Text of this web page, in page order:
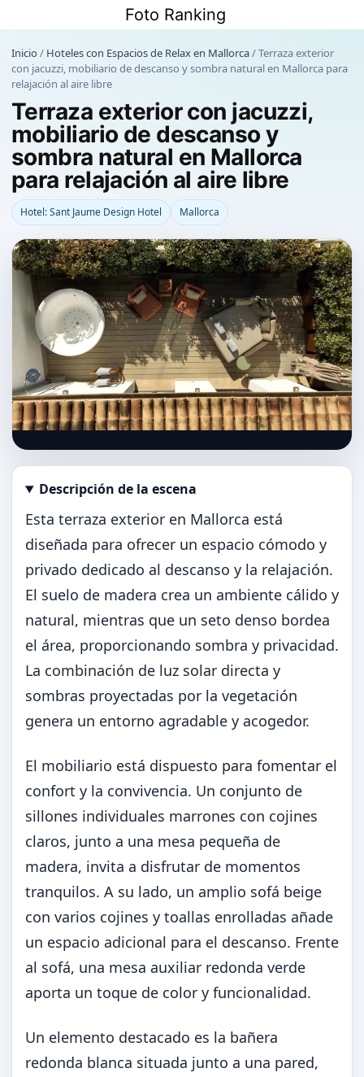
contenido
Foto Ranking
Inicio / Hoteles con Espacios de Relax en Mallorca/Terraza exterior
con jacuzzi, mobiliario de descanso y sombra natural en Mallorca para
relajación al aire libre
Terraza exterior con jacuzzi,
mobiliario de descanso y
sombra natural en Mallorca
para relajación al aire libre
Hotel: Sant Jaume Design Hotel Mallorca
Abrir imagen en tamaño completo
Descripción de la escena
Esta terraza exterior en Mallorca está
diseñada para ofrecer un espacio cómodo y
privado dedicado al descanso y la relajación.
El suelo de madera crea un ambiente cálido y
natural, mientras que un seto denso bordea
el área, proporcionando sombra y privacidad.
La combinación de luz solar directa y
sombras proyectadas por la vegetación
genera un entorno agradable y acogedor.
El mobiliario está dispuesto para fomentar el
confort y la convivencia. Un conjunto de
sillones individuales marrones con cojines
claros, junto a una mesa pequeña de
madera, invita a disfrutar de momentos
tranquilos. A su lado, un amplio sofá beige
con varios cojines y toallas enrolladas añade
un espacio adicional para el descanso. Frente
al sofá, una mesa auxiliar redonda verde
aporta un toque de color y funcionalidad.
Un elemento destacado es la bañera
redonda blanca situada junto a una pared,